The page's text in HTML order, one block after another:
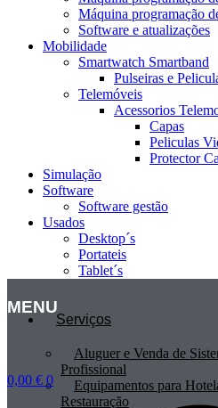
Máquina programação
Software e atualizações
Mobilidade
Smartwatch Smartband
Pulseiras e
Telemóveis
Acessorios
Capas
Peliculas
Protector
Simulação
Software
Software gestão
Usados
Desktop´s
Portateis
Tablet´s
MENU
Serviços
Aluguer e Venda de
Profissional
Equipamentos para
Restauração
0,00 € 0